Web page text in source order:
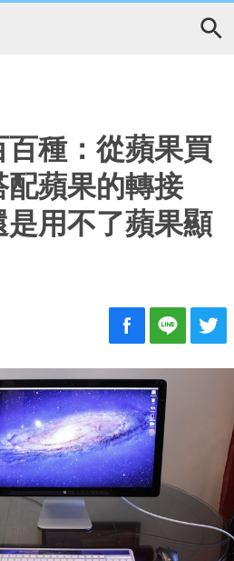
種：從蘋果買
配蘋果的轉接
用不了蘋果顯